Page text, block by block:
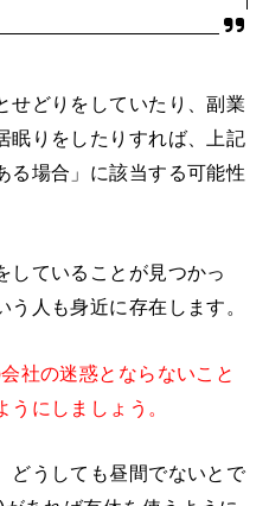
せどりをしていたり、副業
眠りをしたりすれば、上記
場合」に該当する可能性
していることが見つかっ
人も身近に存在します。
社の迷惑とならないこと
にしましょう。
どうしても昼間でないとで